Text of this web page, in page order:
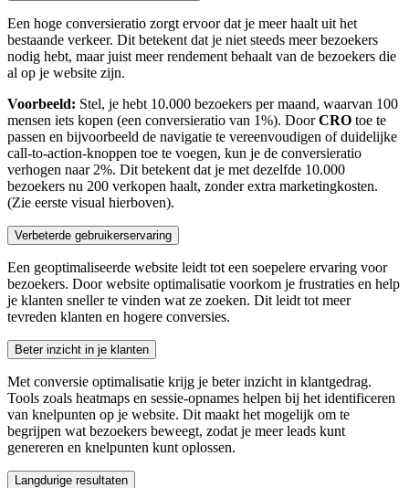
Een hoge conversieratio zorgt ervoor dat je meer haalt uit het
bestaande verkeer. Dit betekent dat je niet steeds meer bezoekers
nodig hebt, maar juist meer rendement behaalt van de bezoekers die
al op je website zijn.
Voorbeeld: Stel, je hebt 10.000 bezoekers per maand, waarvan 100
mensen iets kopen (een conversieratio van 1%). DoorCRO toe te
passen en bijvoorbeeld de navigatie te vereenvoudigen of duidelijke
call-to-action-knoppen toe te voegen, kun je de conversieratio
verhogen naar 2%. Dit betekent dat je met dezelfde 10.000
bezoekers nu 200 verkopen haalt, zonder extra marketingkosten.
(Zie eerste visual hierboven).
Verbeterde gebruikerservaring
Een geoptimaliseerde website leidt tot een soepelere ervaring voor
bezoekers. Door website optimalisatie voorkom je frustraties en help
je klanten sneller te vinden wat ze zoeken. Dit leidt tot meer
tevreden klanten en hogere conversies.
Beter inzicht in je klanten
Met conversie optimalisatie krijg je beter inzicht in klantgedrag.
Tools zoals heatmaps en sessie-opnames helpen bij het identificeren
van knelpunten op je website. Dit maakt het mogelijk om te
begrijpen wat bezoekers beweegt, zodat je meer leads kunt
genereren en knelpunten kunt oplossen.
Langdurige resultaten